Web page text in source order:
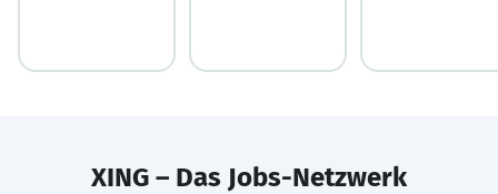
XING – Das Jobs-Netzwerk